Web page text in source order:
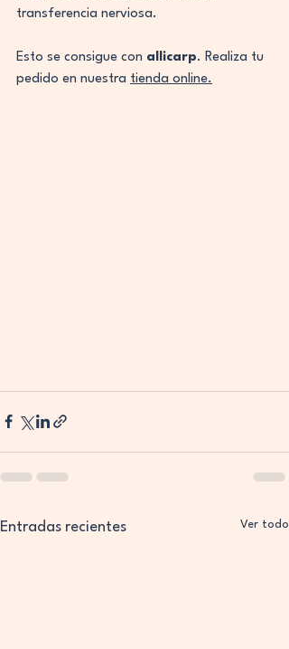
transferencia nerviosa.
Esto se consigue con allicarp. Realiza tu
pedido en nuestra tienda online.
Entradas recientes Ver todo